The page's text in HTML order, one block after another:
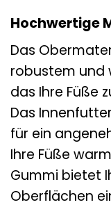
Hochwertige
Das
robustem und
das Ihre Füße
Das
für ein
Ihre Füße
Gummi bietet
Oberflächen